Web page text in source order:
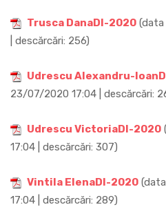
Trusca DanaDI-2020 (data
| descărcări: 256)
Udrescu Alexandru-
23/07/2020 17:04 | descărcări:
Udrescu VictoriaDI-2020
17:04 | descărcări: 307)
Vintila ElenaDI-2020
17:04 | descărcări: 289)